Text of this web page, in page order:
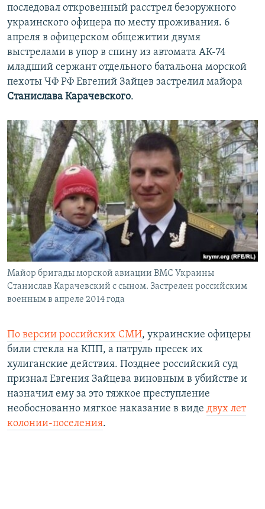
последовал откровенный расстрел безоружного
украинского офицера по месту проживания. 6
апреля в офицерском общежитии двумя
выстрелами в упор в спину из автомата АК-74
младший сержант отдельного батальона морской
пехоты ЧФ РФ Евгений Зайцев застрелил майора
Станислава Карачевского.
Майор бригады морской авиации ВМС Украины
Станислав Карачевский с сыном. Застрелен российским
военным в апреле 2014 года
По версии российских СМИ, украинские офицеры
били стекла на КПП, а патруль пресек их
хулиганские действия. Позднее российский суд
признал Евгения Зайцева виновным в убийстве и
назначил ему за это тяжкое преступление
необоснованно мягкое наказание в виде двух лет
колонии-поселения.